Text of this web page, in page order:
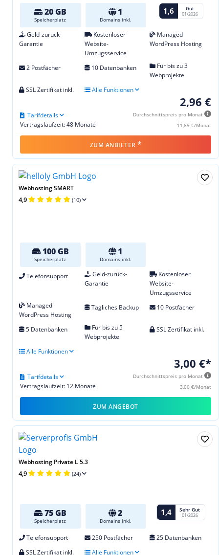
20 GB
Speicherplatz
1
Domains inkl.
1,6 Gut
01/2026
Geld-zurück-
Garantie
Kostenloser
Website-
Umzugsservice
Managed
WordPress Hosting
2 Postfächer 10 Datenbanken
Für bis zu 3
Webprojekte
SSL Zertifikat inkl.
Alle Funktionen
2,96 €
Durchschnittspreis pro Monat
11,89 €/Monat
Vertragslaufzeit: 48 Monate
Tarifdetails
ZUM ANBIETER *
Webhosting SMART
4,9 (10)
100 GB
Speicherplatz
1
Domains inkl.
Telefonsupport
Geld-zurück-
Garantie
Kostenloser
Website-
Umzugsservice
Managed
WordPress Hosting
Tägliches Backup 10 Postfächer
5 Datenbanken
Für bis zu 5
Webprojekte
SSL Zertifikat inkl.
Alle Funktionen
3,00 €*
Durchschnittspreis pro Monat
3,00 €/Monat
Vertragslaufzeit: 12 Monate
Tarifdetails
ZUM ANGEBOT
Webhosting Private L 5.3
4,9 (24)
75 GB
Speicherplatz
2
Domains inkl.
1,4 Sehr Gut
01/2026
Telefonsupport 250 Postfächer
25 Datenbanken
SSL Zertifikat inkl.
Alle Funktionen